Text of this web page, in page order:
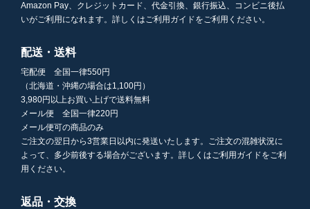
Amazon Pay、クレジットカード、代金引換、銀行振込、コンビニ後払
いがご利用になれます。詳しくはご利用ガイドをご利用ください。
配送・送料
宅配便 全国一律550円
（北海道・沖縄の場合は1,100円）
3,980円以上お買い上げで送料無料
メール便 全国一律220円
メール便可の商品のみ
ご注文の翌日から3営業日以内に発送いたします。ご注文の混雑状況に
よって、多少前後する場合がございます。詳しくはご利用ガイドをご利
用ください。
返品・交換